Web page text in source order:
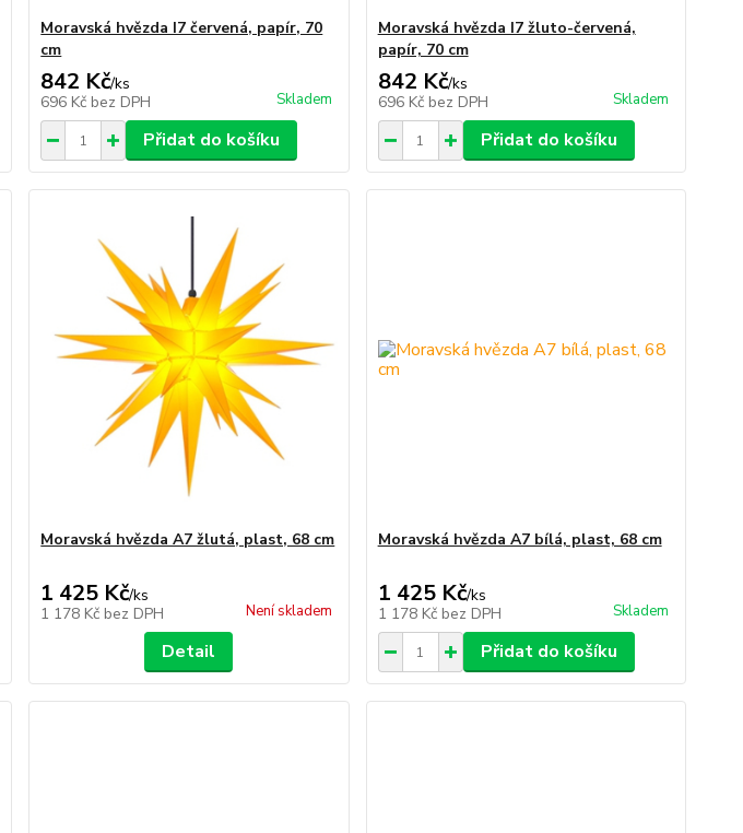
Moravská hvězda I7 červená, papír, 70
cm
842 Kč/ks
696 Kč bez DPH Skladem
Přidat do košíku
Moravská hvězda I7 žluto-červená,
papír, 70 cm
842 Kč/ks
696 Kč bez DPH Skladem
Přidat do košíku
Moravská hvězda A7 žlutá, plast, 68 cm
1 425 Kč/ks
1 178 Kč bez DPH Není skladem
Detail
Moravská hvězda A7 bílá, plast, 68 cm
1 425 Kč/ks
1 178 Kč bez DPH Skladem
Přidat do košíku